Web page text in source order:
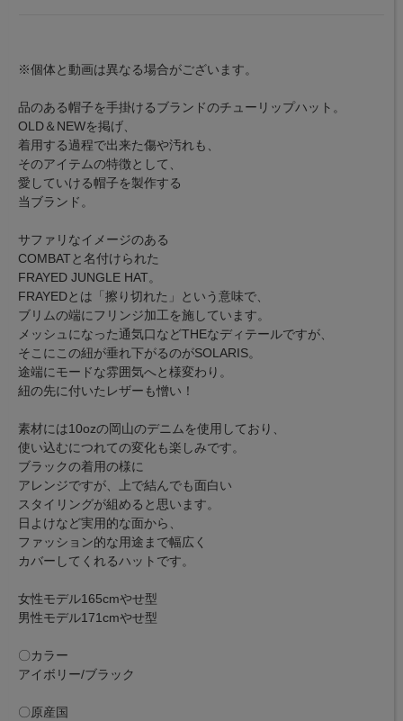
※個体と動画は異なる場合がございます。
品のある帽子を手掛けるブランドのチューリップハット。
OLD＆NEWを掲げ、
着用する過程で出来た傷や汚れも、
そのアイテムの特徴として、
愛していける帽子を製作する
当ブランド。
サファリなイメージのある
COMBATと名付けられた
FRAYED JUNGLE HAT。
FRAYEDとは「擦り切れた」という意味で、
ブリムの端にフリンジ加工を施しています。
メッシュになった通気口などTHEなディテールですが、
そこにこの紐が垂れ下がるのがSOLARIS。
途端にモードな雰囲気へと様変わり。
紐の先に付いたレザーも憎い！
素材には10ozの岡山のデニムを使用しており、
使い込むにつれての変化も楽しみです。
ブラックの着用の様に
アレンジですが、上で結んでも面白い
スタイリングが組めると思います。
日よけなど実用的な面から、
ファッション的な用途まで幅広く
カバーしてくれるハットです。
女性モデル165cmやせ型
男性モデル171cmやせ型
〇カラー
アイボリー/ブラック
〇原産国